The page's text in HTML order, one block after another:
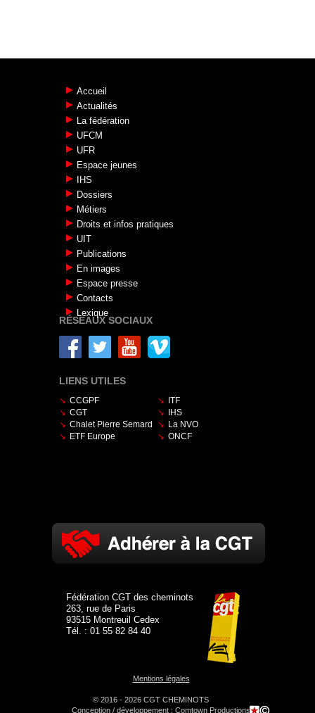
Accueil
Actualités
La fédération
UFCM
UFR
Espace jeunes
IHS
Dossiers
Métiers
Droits et infos pratiques
UIT
Publications
En images
Espace presse
Contacts
Lexique
RÉSEAUX SOCIAUX
LIENS UTILES
CCGPF
CGT
Chalet Pierre Semard
ETF Europe
ITF
IHS
La NVO
ONCF
Fédération CGT des cheminots
263, rue de Paris
93515 Montreuil Cedex
Tél. : 01 55 82 84 40
Mentions légales
© 2016 - 2026 CGT CHEMINOTS
Conception / développement : Comtown Productions